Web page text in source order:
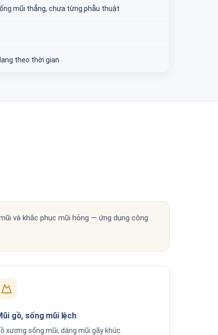
mũi thẳng, chưa từng phẫu thuật
theo thời gian
và khắc phục mũi hỏng — ứng dụng công
gồ, sống mũi lệch
xương sống mũi, dáng mũi gãy khúc.